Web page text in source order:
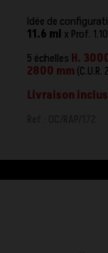
Idée de
11.6 ml x Prof.
5 échelles H.
2800 mm
Livraison